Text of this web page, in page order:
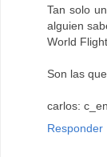
Tan solo
alguien
World
Son las
carlos:
Responder